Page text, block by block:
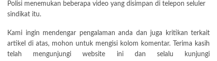
Polisi menemukan beberapa video yang disimpan di telepon seluler
sindikat itu.
Kami ingin mendengar pengalaman anda dan juga kritikan terkait
artikel di atas, mohon untuk mengisi kolom komentar. Terima kasih
telah mengunjungi website ini dan selalu kunjungi